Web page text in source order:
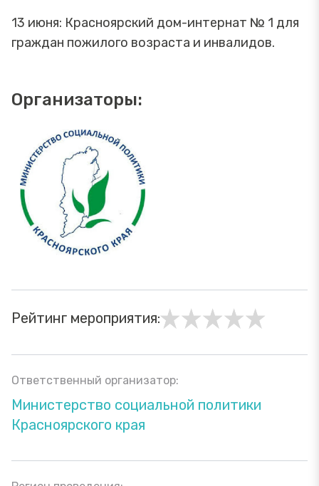
13 июня: Красноярский дом-интернат № 1 для
граждан пожилого возраста и инвалидов.
Организаторы:
Рейтинг мероприятия:
Ответственный организатор:
Министерство социальной политики
Красноярского края